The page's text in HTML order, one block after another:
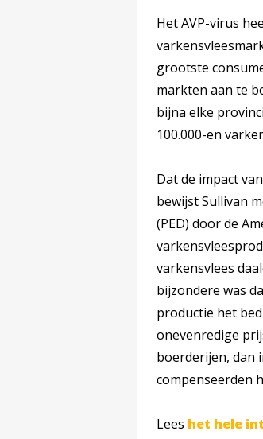
Het AVP-virus
grootste
markten aan te
bijna elke
100.000-en
Dat de impact
bewijst Sullivan
(PED) door de
varkensvlees
bijzondere was
productie het
onevenredige
boerderijen, dan
compenseerden
Lees het hele